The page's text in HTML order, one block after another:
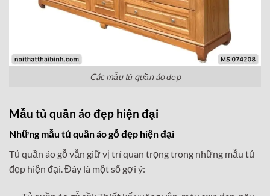
Các mẫu tủ quần áo đẹp
Mẫu tủ quần áo đẹp hiện đại
Những mẫu tủ quần áo gỗ đẹp hiện đại
Tủ quần áo gỗ vẫn giữ vị trí quan trọng trong những mẫu tủ
đẹp hiện đại. Đây là một số gợi ý: